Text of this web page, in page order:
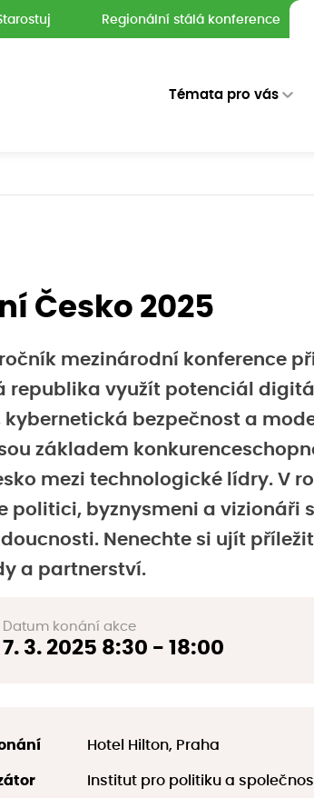
Regionální stálá konference
Témata pro vás
Česko 2025
mezinárodní konference
republika využít potenciál
kybernetická bezpečnost a
základem
mezi technologické lídry. V
politici, byznysmeni a vizionáři
Nenechte si ujít
a partnerství.
Datum konání akce
7. 3. 2025 8:30 - 18:00
Hotel Hilton, Praha
Institut pro politiku a